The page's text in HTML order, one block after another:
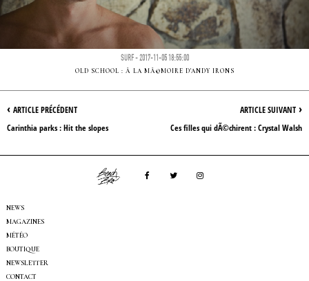
SURF - 2017-11-05 18:55:00
OLD SCHOOL : Ã LA MÃ©MOIRE D'ANDY IRONS
ARTICLE SUIVANT ›
Ces filles qui dÃ©chirent : Crystal Walsh
‹ ARTICLE PRÉCÉDENT
Carinthia parks : Hit the slopes
NEWS
MAGAZINES
MÉTÉO
BOUTIQUE
NEWSLETTER
CONTACT